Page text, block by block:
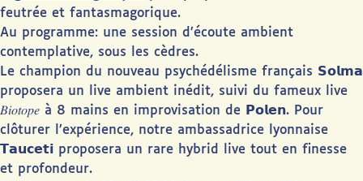
feutrée et fantasmagorique.
Au programme: une session d’écoute ambient
contemplative, sous les cèdres.
Le champion du nouveau psychédélisme français 𝗦𝗼𝗹𝗺𝗮
proposera un live ambient inédit, suivi du fameux live
𝐵𝑖𝑜𝑡𝑜𝑝𝑒 à 8 mains en improvisation de 𝗣𝗼𝗹𝗲𝗻. Pour
clôturer l’expérience, notre ambassadrice lyonnaise
𝗧𝗮𝘂𝗰𝗲𝘁𝗶 proposera un rare hybrid live tout en finesse
et profondeur.